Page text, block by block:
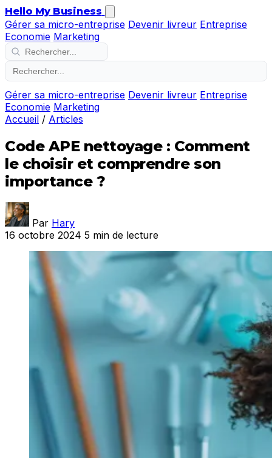
Hello My Business
Gérer sa micro-entreprise Devenir livreur Entreprise
Economie Marketing
Gérer sa micro-entreprise Devenir livreur Entreprise
Economie Marketing
Accueil / Articles
Code APE nettoyage : Comment
le choisir et comprendre son
importance ?
Par Hary
16 octobre 2024 5 min de lecture